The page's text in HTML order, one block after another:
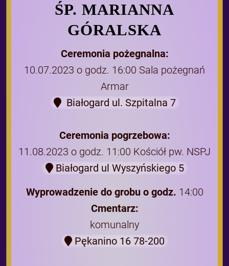
ŚP. MARIANNA
GÓRALSKA
Ceremonia pożegnalna:
10.07.2023 o godz. 16:00 Sala pożegnań
Armar
Białogard ul. Szpitalna 7
Ceremonia pogrzebowa:
11.08.2023 o godz. 11:00 Kościół pw. NSPJ
Białogard ul Wyszyńskiego 5
Wyprowadzenie do grobu o godz. 14:00
Cmentarz:
komunalny
Pękanino 16 78-200